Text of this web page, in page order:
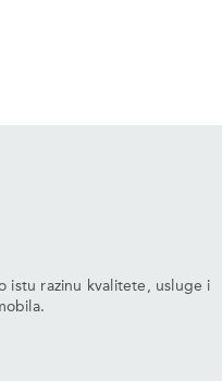
istu razinu kvalitete, usluge i